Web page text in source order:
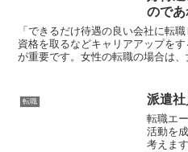
のであ
「できるだけ待遇の良い会社に転
資格を取るなどキャリアアップを
が重要です。女性の転職の場合は
転職 派遣
転職エ
活動を
考えま